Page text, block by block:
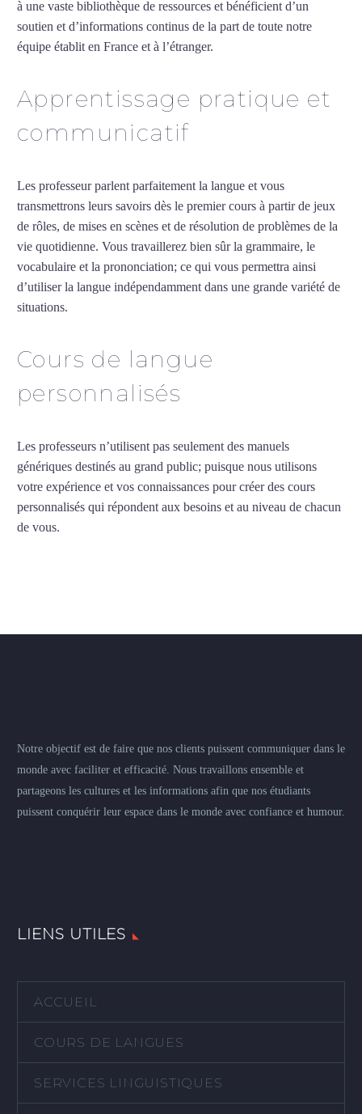
à une vaste bibliothèque de ressources et bénéficient d’un
soutien et d’informations continus de la part de toute notre
équipe établit en France et à l’étranger.
Apprentissage pratique et
communicatif
Les professeur parlent parfaitement la langue et vous
transmettrons leurs savoirs dès le premier cours à partir de jeux
de rôles, de mises en scènes et de résolution de problèmes de la
vie quotidienne. Vous travaillerez bien sûr la grammaire, le
vocabulaire et la prononciation; ce qui vous permettra ainsi
d’utiliser la langue indépendamment dans une grande variété de
situations.
Cours de langue
personnalisés
Les professeurs n’utilisent pas seulement des manuels
génériques destinés au grand public; puisque nous utilisons
votre expérience et vos connaissances pour créer des cours
personnalisés qui répondent aux besoins et au niveau de chacun
de vous.
Notre objectif est de faire que nos clients puissent communiquer dans le
monde avec faciliter et efficacité. Nous travaillons ensemble et
partageons les cultures et les informations afin que nos étudiants
puissent conquérir leur espace dans le monde avec confiance et humour.
LIENS UTILES
ACCUEIL
COURS DE LANGUES
SERVICES LINGUISTIQUES